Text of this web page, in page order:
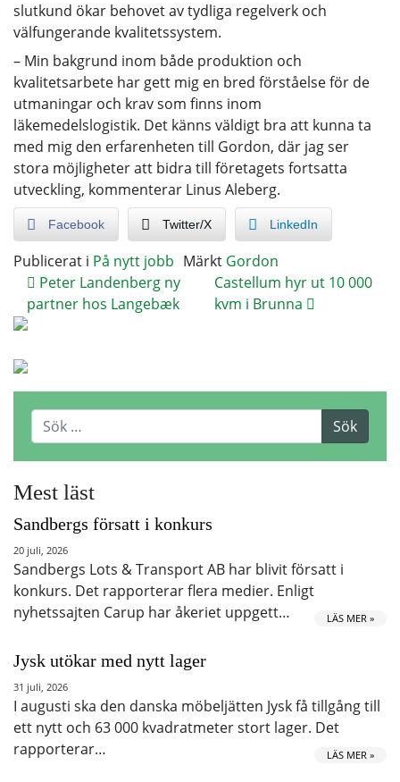
slutkund ökar behovet av tydliga regelverk och
välfungerande kvalitetssystem.
– Min bakgrund inom både produktion och
kvalitetsarbete har gett mig en bred förståelse för de
utmaningar och krav som finns inom
läkemedelslogistik. Det känns väldigt bra att kunna ta
med mig den erfarenheten till Gordon, där jag ser
stora möjligheter att bidra till företagets fortsatta
utveckling, kommenterar Linus Aleberg.
Facebook Twitter/X LinkedIn
Publicerat i På nytt jobb Märkt Gordon
Peter Landenberg ny
partner hos Langebæk
Castellum hyr ut 10 000
kvm i Brunna
Mest läst
Sandbergs försatt i konkurs
20 juli, 2026
Sandbergs Lots & Transport AB har blivit försatt i
konkurs. Det rapporterar flera medier. Enligt
nyhetssajten Carup har åkeriet uppgett…
LÄS MER »
Jysk utökar med nytt lager
31 juli, 2026
I augusti ska den danska möbeljätten Jysk få tillgång till
ett nytt och 63 000 kvadratmeter stort lager. Det
rapporterar…
LÄS MER »